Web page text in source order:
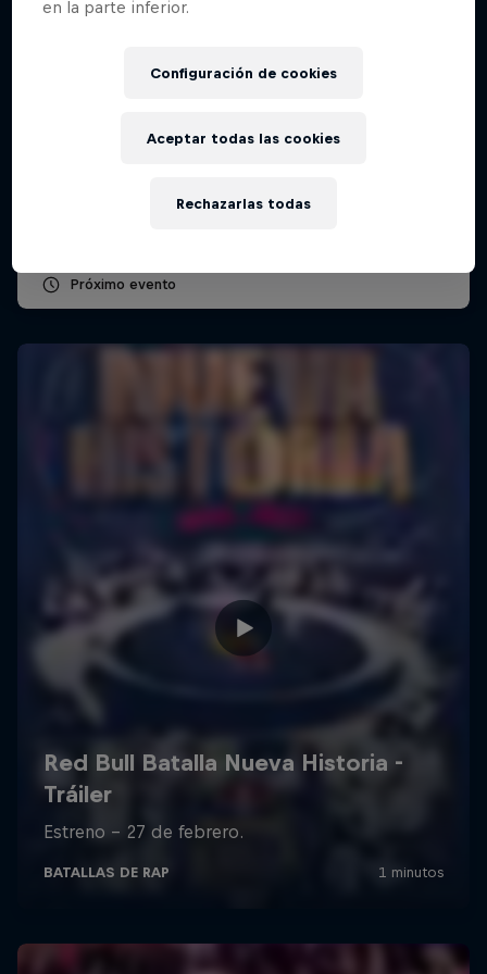
Próximo evento
en la parte inferior.
Configuración de cookies
Rechazarlas todas
Aceptar todas las cookies